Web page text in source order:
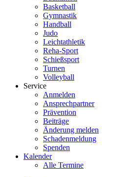
Basketball
Gymnastik
Handball
Judo
Leichtathletik
Reha-Sport
Schießsport
Turnen
Volleyball
Service
Anmelden
Ansprechpartner
Prävention
Beiträge
Änderung melden
Schadenmeldung
Spenden
Kalender
Alle Termine